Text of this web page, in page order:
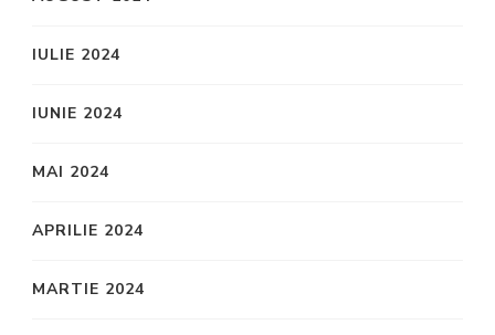
IULIE 2024
IUNIE 2024
MAI 2024
APRILIE 2024
MARTIE 2024